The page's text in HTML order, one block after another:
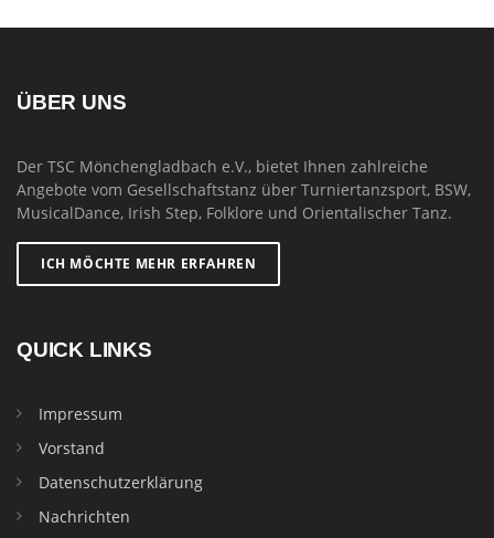
ÜBER UNS
Der TSC Mönchengladbach e.V., bietet Ihnen zahlreiche
Angebote vom Gesellschaftstanz über Turniertanzsport, BSW,
MusicalDance, Irish Step, Folklore und Orientalischer Tanz.
ICH MÖCHTE MEHR ERFAHREN
QUICK LINKS
Impressum
Vorstand
Datenschutzerklärung
Nachrichten